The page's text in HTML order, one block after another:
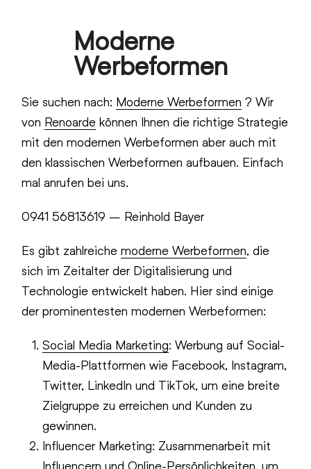
Moderne
Werbeformen
Sie suchen nach: Moderne Werbeformen ? Wir
von Renoarde können Ihnen die richtige Strategie
mit den modernen Werbeformen aber auch mit
den klassischen Werbeformen aufbauen. Einfach
mal anrufen bei uns.
0941 56813619 – Reinhold Bayer
Es gibt zahlreichemoderne Werbeformen, die
sich im Zeitalter der Digitalisierung und
Technologie entwickelt haben. Hier sind einige
der prominentesten modernen Werbeformen:
Social Media Marketing: Werbung auf Social-
Media-Plattformen wie Facebook, Instagram,
Twitter, LinkedIn und TikTok, um eine breite
Zielgruppe zu erreichen und Kunden zu
gewinnen.
Influencer Marketing: Zusammenarbeit mit
Influencern und Online-Persönlichkeiten, um